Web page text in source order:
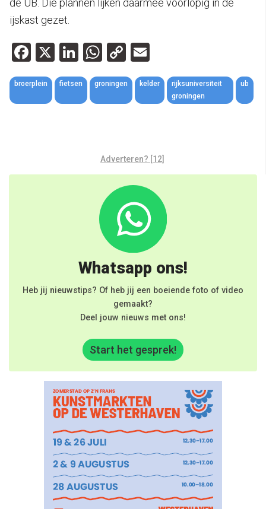
ijskast gezet.
Facebook
X LinkedIn
WhatsApp
Copy
Link
broerplein fietsen groningen kelder
rijksuniversiteit
groningen
ub
Adverteren? [12]
Whatsapp ons!
Heb jij nieuwstips? Of heb jij een boeiende foto of video
gemaakt?
Deel jouw nieuws met ons!
Start het gesprek!